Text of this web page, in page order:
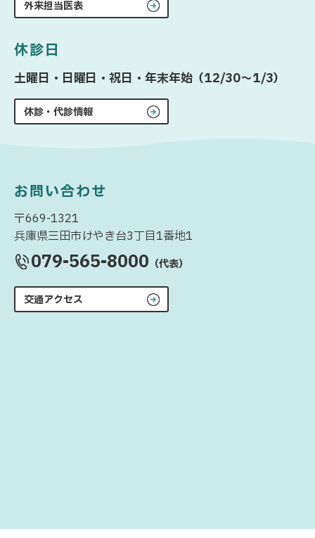
外来担当医表
休診日
土曜日・日曜日・祝日・年末年始（12/30〜1/3）
休診・代診情報
お問い合わせ
〒669-1321
兵庫県三田市けやき台3丁目1番地1
079-565-8000 （代表）
交通アクセス